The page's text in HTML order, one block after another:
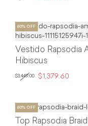
Vestido Rapsodia
Hibiscus
$3,449.00 $1,379.60
Top Rapsodia